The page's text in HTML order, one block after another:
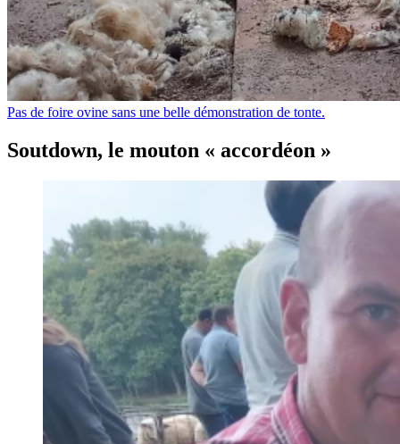
Pas de foire ovine sans une belle démonstration de tonte.
Soutdown, le mouton « accordéon »